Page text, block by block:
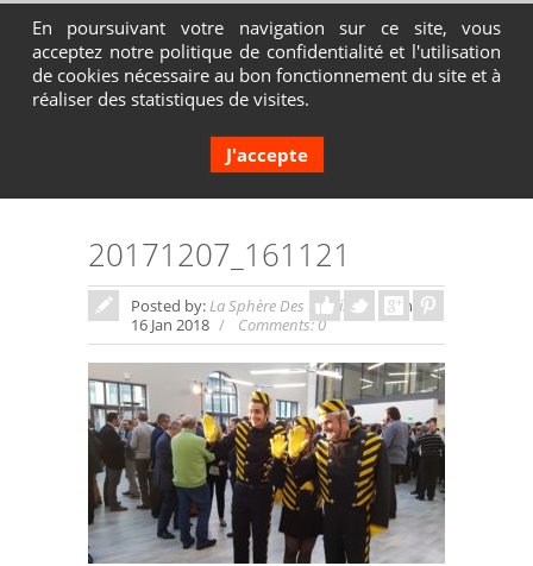
Contactez-nous au 04 72 65 05 80
20171207_161121
Posted by:La Sphère Des Possibles
In:
16 Jan 2018
Comments: 0
En poursuivant votre navigation sur ce site, vous
acceptez notre politique de confidentialité et l'utilisation
de cookies nécessaire au bon fonctionnement du site et à
réaliser des statistiques de visites.
J'accepte